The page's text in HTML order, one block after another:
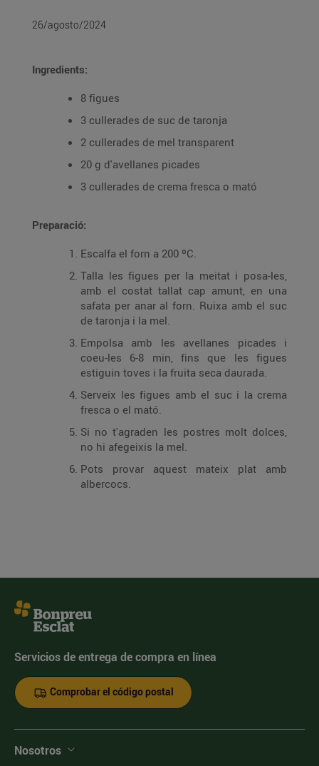
26/agosto/2024
Ingredients:
8 figues
3 cullerades de suc de taronja
2 cullerades de mel transparent
20 g d'avellanes picades
3 cullerades de crema fresca o mató
Preparació:
Escalfa el forn a 200 ºC.
Talla les figues per la meitat i posa-les,
amb el costat tallat cap amunt, en una
safata per anar al forn. Ruixa amb el suc
de taronja i la mel.
Empolsa amb les avellanes picades i
coeu-les 6-8 min, fins que les figues
estiguin toves i la fruita seca daurada.
Serveix les figues amb el suc i la crema
fresca o el mató.
Si no t'agraden les postres molt dolces,
no hi afegeixis la mel.
Pots provar aquest mateix plat amb
albercocs.
Servicios de entrega de compra en línea
Comprobar el código postal
Nosotros